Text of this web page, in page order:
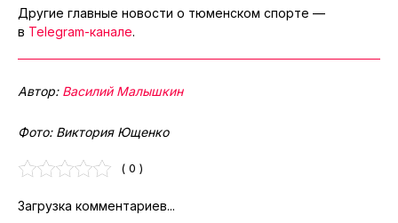
Другие главные новости о тюменском спорте —
в Telegram-канале.
Автор: Василий Малышкин
Фото: Виктория Ющенко
( 0 )
Загрузка комментариев...